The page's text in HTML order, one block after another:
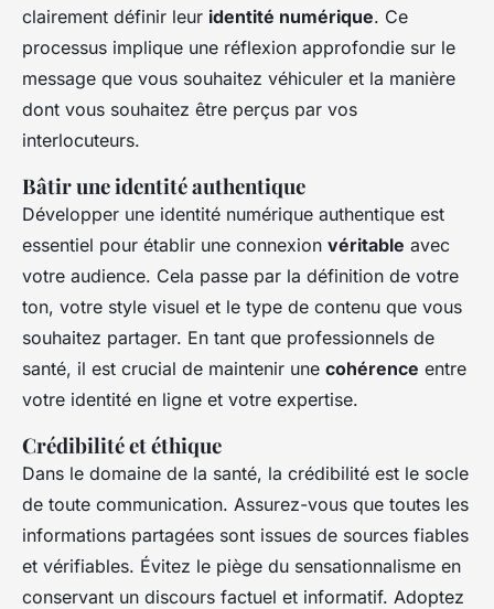
clairement définir leur identité numérique. Ce
processus implique une réflexion approfondie sur le
message que vous souhaitez véhiculer et la manière
dont vous souhaitez être perçus par vos
interlocuteurs.
Bâtir une identité authentique
Développer une identité numérique authentique est
essentiel pour établir une connexion véritable avec
votre audience. Cela passe par la définition de votre
ton, votre style visuel et le type de contenu que vous
souhaitez partager. En tant que professionnels de
santé, il est crucial de maintenir une cohérence entre
votre identité en ligne et votre expertise.
Crédibilité et éthique
Dans le domaine de la santé, la crédibilité est le socle
de toute communication. Assurez-vous que toutes les
informations partagées sont issues de sources fiables
et vérifiables. Évitez le piège du sensationnalisme en
conservant un discours factuel et informatif. Adoptez